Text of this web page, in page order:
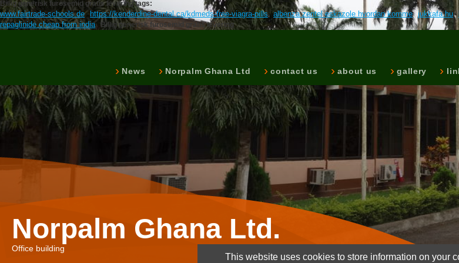
Billig generisk furosemid gratis levering tags:
www.fairtrade-schools.de https://kenderdine-dental.ca/kdmeds-free-viagra-pills albenza zentel eskazole hvordan komme jukkafa.hu
repaglinide cheap from india
Billig generisk furosemid gratis levering
News Norpalm Ghana Ltd contact us about us gallery
Norpalm Ghana Ltd.
Office building
This website uses cookies to store information on your